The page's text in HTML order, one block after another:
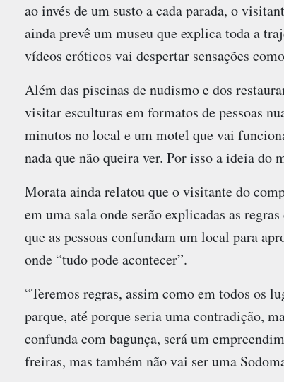
ao invés de um susto a cada parada, o
ainda prevê um museu que explica toda a
vídeos eróticos vai despertar sensações
Além das piscinas de nudismo e dos
visitar esculturas em formatos de pessoas
minutos no local e um motel que vai
nada que não queira ver. Por isso a ideia
Morata ainda relatou que o visitante do
em uma sala onde serão explicadas as
que as pessoas confundam um local para
onde “tudo pode acontecer”.
“Teremos regras, assim como em todos os
parque, até porque seria uma contradição,
confunda com bagunça, será um
freiras, mas também não vai ser uma